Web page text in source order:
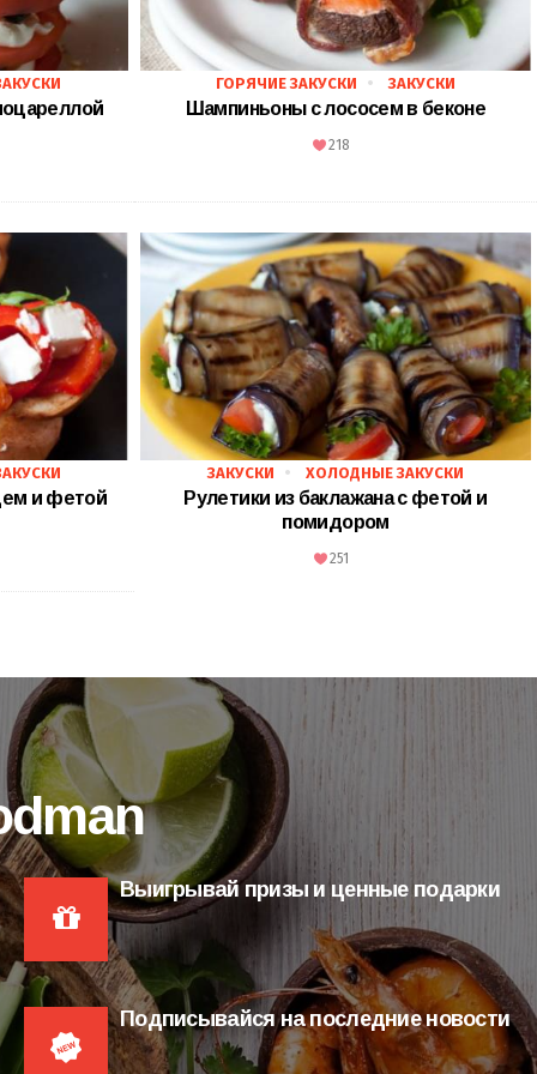
ГОРЯЧИЕ ЗАКУСКИ ЗАКУСКИ
Шампиньоны с лососем в беконе
218
и фетой
ЗАКУСКИ ХОЛОДНЫЕ ЗАКУСКИ
Рулетики из баклажана с фетой и
помидором
251
Выигрывай призы и ценные подарки
Подписывайся на последние новости